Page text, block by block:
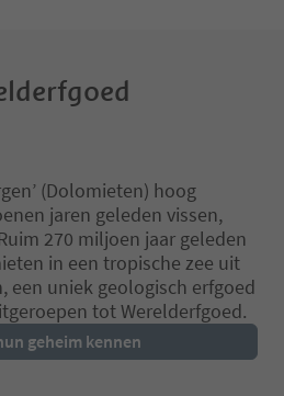
(Dolomieten) hoog
jaren geleden vissen,
270 miljoen jaar geleden
in een tropische zee uit
een uniek geologisch erfgoed
tot Werelderfgoed.
geheim kennen